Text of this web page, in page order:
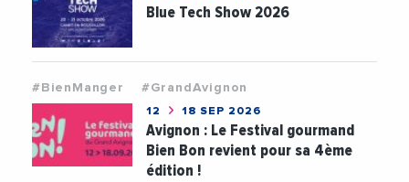
Blue Tech Show 2026
#BienManger #GrandAvignon
12 18 SEP 2026
Avignon : Le Festival gourmand
Bien Bon revient pour sa 4ème
édition !